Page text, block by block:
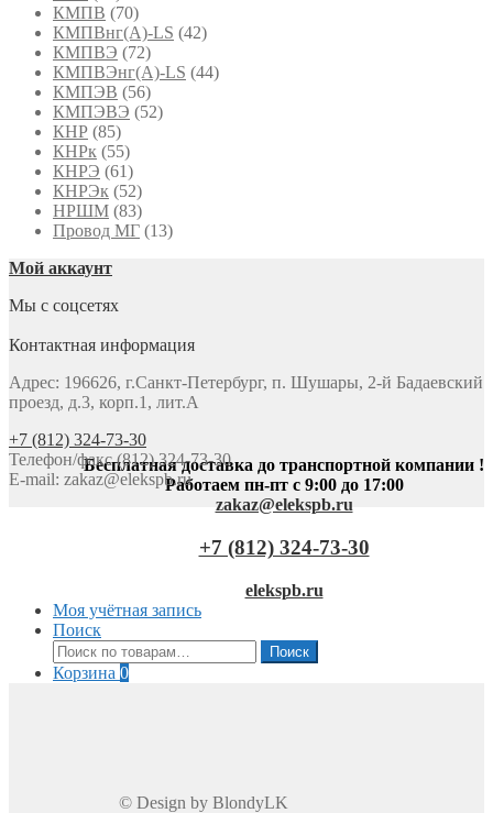
КМПВ (70)
КМПВнг(А)-LS (42)
КМПВЭ (72)
КМПВЭнг(А)-LS (44)
КМПЭВ (56)
КМПЭВЭ (52)
КНР (85)
КНРк (55)
КНРЭ (61)
КНРЭк (52)
НРШМ (83)
Провод МГ (13)
Мой аккаунт
Мы с соцсетях
Контактная информация
Адрес: 196626, г.Санкт-Петербург, п. Шушары, 2-й Бадаевский
проезд, д.3, корп.1, лит.А
+7 (812) 324-73-30
Телефон/факс (812) 324-73-30
E-mail: zakaz@elekspb.ru
Бесплатная доставка до транспортной компании !
Работаем пн-пт с 9:00 до 17:00
zakaz@elekspb.ru
+7 (812) 324-73-30
elekspb.ru
Моя учётная запись
Поиск
Искать:
Поиск
Корзина 0
© Design by BlondyLK